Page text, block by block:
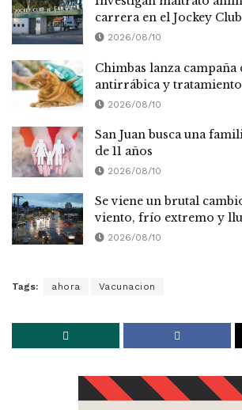
carrera en el Jockey Club
2026/08/10
Chimbas lanza campaña
antirrábica y
2026/08/10
San Juan busca una
de 11 años
2026/08/10
Se viene un brutal
viento, frío extremo y
2026/08/10
Tags: ahora Vacunacion